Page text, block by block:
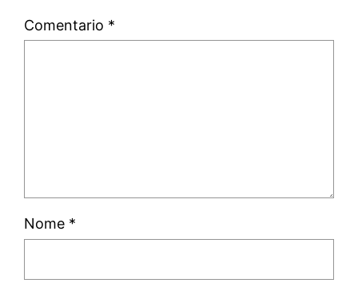
Comentario *
Nome *